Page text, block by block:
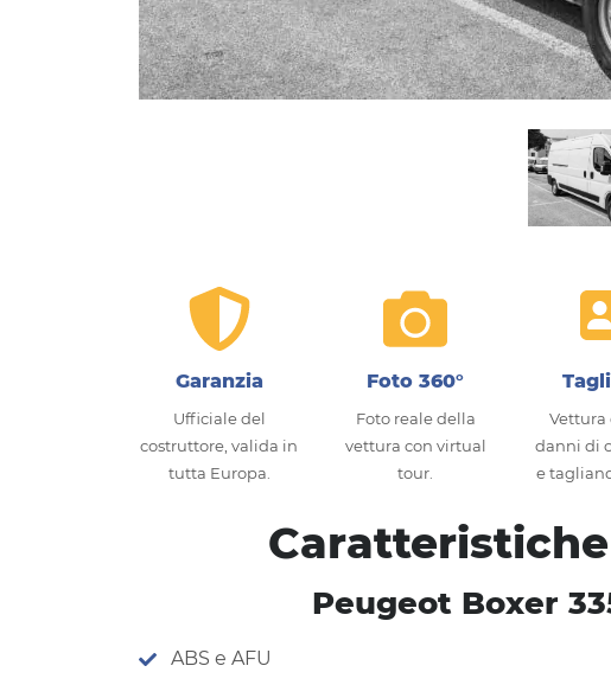
Garanzia
Ufficiale del
costruttore, valida in
tutta Europa.
Foto 360°
Foto reale della
vettura con virtual
tour.
Vettura
danni di
e
Peugeot Boxer
ABS e AFU